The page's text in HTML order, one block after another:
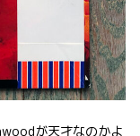
が天才なのかよ